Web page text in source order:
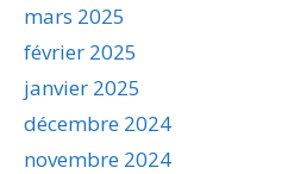
mars 2025
février 2025
janvier 2025
décembre 2024
novembre 2024